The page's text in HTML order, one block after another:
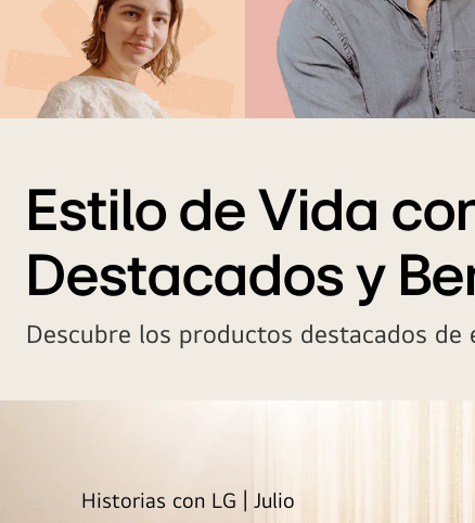
marca
están
sonriendo
Estilo de Vida
Destacados y
Descubre los productos destacados
Historias con LG | Julio